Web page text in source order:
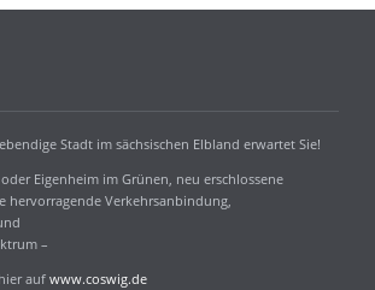
Stadt im sächsischen Elbland erwartet Sie!
Eigenheim im Grünen, neu erschlossene
hervorragende Verkehrsanbindung,
–
auf www.coswig.de